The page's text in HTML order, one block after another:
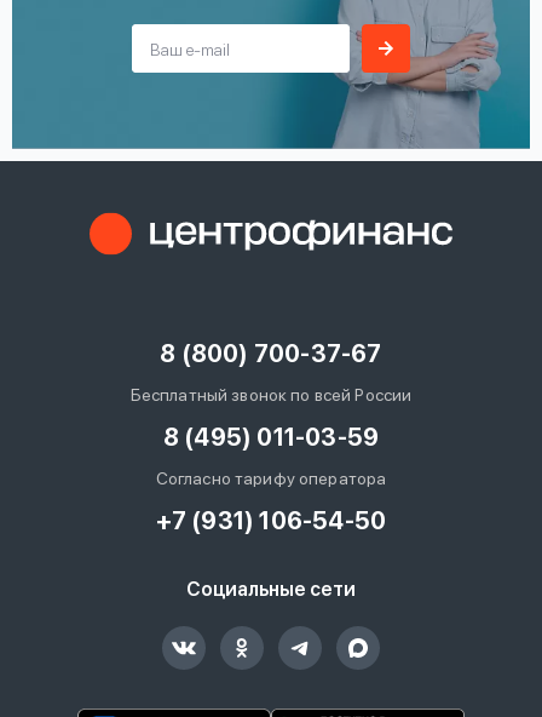
8 (800) 700-37-67
Бесплатный звонок по всей России
8 (495) 011-03-59
Согласно тарифу оператора
+7 (931) 106-54-50
Социальные сети